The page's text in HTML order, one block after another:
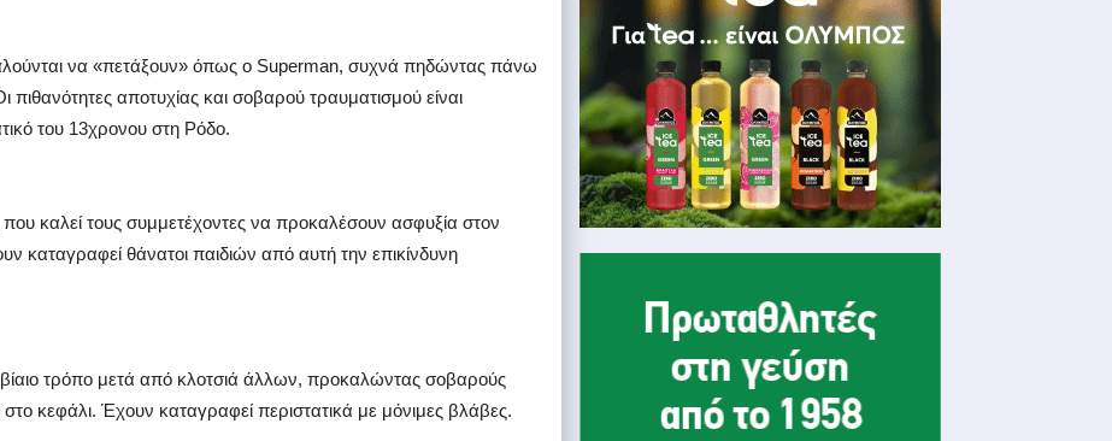
να «πετάξουν» όπως ο Superman, συχνά πηδώντας πάνω
πιθανότητες αποτυχίας και σοβαρού τραυματισμού είναι
του 13χρονου στη Ρόδο.
καλεί τους συμμετέχοντες να προκαλέσουν ασφυξία στον
καταγραφεί θάνατοι παιδιών από αυτή την επικίνδυνη
τρόπο μετά από κλοτσιά άλλων, προκαλώντας σοβαρούς
κεφάλι. Έχουν καταγραφεί περιστατικά με μόνιμες βλάβες.